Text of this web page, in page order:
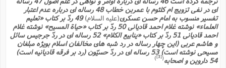
اى در نفى تزویج ام کلثوم با عمربن خطاب 48 رساله اى درباره عدم اعتبار
تفسیر منسوب به امام حسن عسکرى(علیه السلام)
49 ردّ بر کتاب «تعلیم
العلماء» نوشته غلام احمد قادیانى 50 ردّ بر کتاب «حیاة المسیح» نوشته غلام
احمد قادیانى 51 ردّ بر کتاب «ینابیع الکلام» 52 رساله اى در ردّ جرجیس سائل
و هاشم عربى (این چهار رساله در رد شبه هاى مخالفان اسلام بویژه مبلغان
مسیحى نوشته است) 53 رساله اى در ردّ حسیّون (رد بر فرقه قادیانیه است)
54 داروین و اصحابه
(
[3]
)